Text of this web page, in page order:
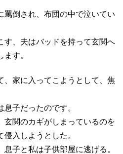
罵倒され、布団の中で泣いてい
す、夫はバッドを持って玄関へ
す。
、家に入ってこようとして、焦
子だったのです。
玄関のカギがしまっているのを
入しようとした。
子と私は子供部屋に逃げる。